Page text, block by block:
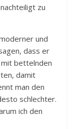
zu
und
dass er
bettelnden
damit
man den
schlechter.
ich den